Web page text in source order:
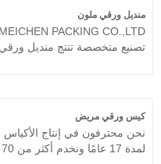
منديل ورقي ملون
تصنيع متخصصة تنتج منديل
التعاون معك لفترة طويلة.
كيس ورقي مريض
نحن محترفون في إنتاج الأكياس